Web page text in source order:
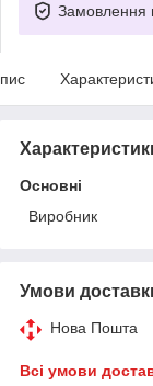
Замовлення
Основні
Виробник
Умови
Нова Пошта
Всі умови